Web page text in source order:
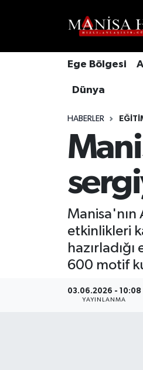
Ege Bölgesi
Dünya
HABERLER
etkinlikleri
600 motif
03.06.2026 - 10:08
YAYINLANMA
Tüm Manşetler
Haber Arşivi